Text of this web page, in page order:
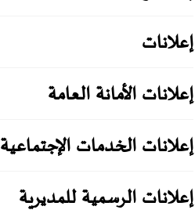
إعلانات
إعلانات الأمانة العامة
إعلانات الخدمات الإجتماعية
إعلانات الرسمية للمديرية